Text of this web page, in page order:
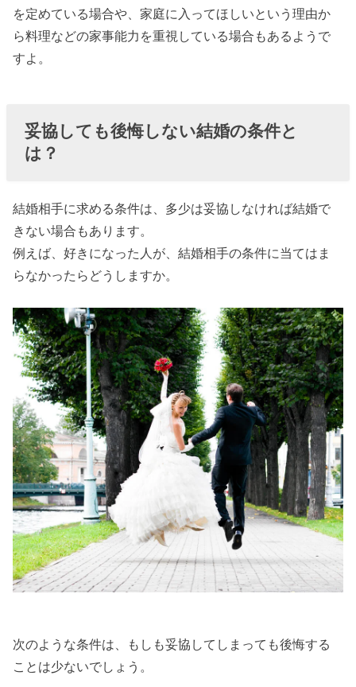
を定めている場合や、家庭に入ってほしいという理由か
ら料理などの家事能力を重視している場合もあるようで
すよ。
妥協しても後悔しない結婚の条件と
は？
結婚相手に求める条件は、多少は妥協しなければ結婚で
きない場合もあります。
例えば、好きになった人が、結婚相手の条件に当てはま
らなかったらどうしますか。
次のような条件は、もしも妥協してしまっても後悔する
ことは少ないでしょう。